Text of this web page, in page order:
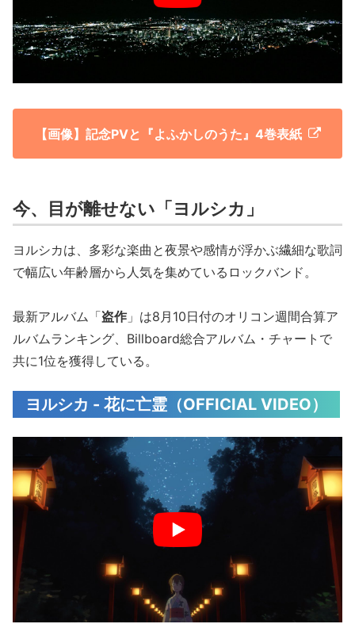
【画像】記念PVと『よふかしのうた』4巻表紙
今、目が離せない「ヨルシカ」
ヨルシカは、多彩な楽曲と夜景や感情が浮かぶ繊細な歌詞
で幅広い年齢層から人気を集めているロックバンド。
最新アルバム「盗作 」は8月10日付のオリコン週間合算ア
ルバムランキング、Billboard総合アルバム・チャートで
共に1位を獲得している。
ヨルシカ - 花に亡霊（OFFICIAL VIDEO）